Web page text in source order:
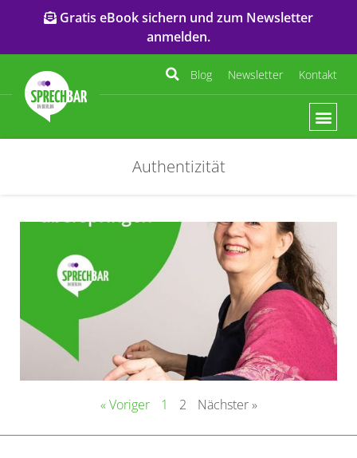
Gratis eBook sichern und zum Newsletter
anmelden.
Blog Newsletter Kontakt
Authentizität
« Voriger 1 2 Nächster »